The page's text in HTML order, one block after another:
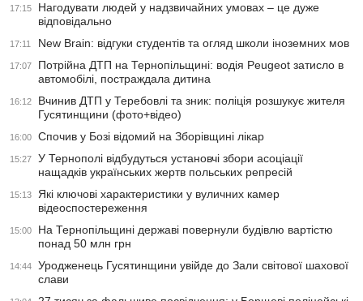
17:15
Нагодувати людей у надзвичайних умовах – це дуже
відповідально
17:11 New Brain: відгуки студентів та огляд школи іноземних мов
17:07
Потрійна ДТП на Тернопільщині: водія Peugeot затисло в
автомобілі, постраждала дитина
16:12
Вчинив ДТП у Теребовлі та зник: поліція розшукує жителя
Гусятинщини (фото+відео)
16:00 Спочив у Бозі відомий на Зборівщині лікар
15:27
У Тернополі відбудуться установчі збори асоціації
нащадків українських жертв польських репресій
15:13
Які ключові характеристики у вуличних камер
відеоспостереження
15:00
На Тернопільщині державі повернули будівлю вартістю
понад 50 млн грн
14:44
Уродженець Гусятинщини увійде до Зали світової шахової
слави